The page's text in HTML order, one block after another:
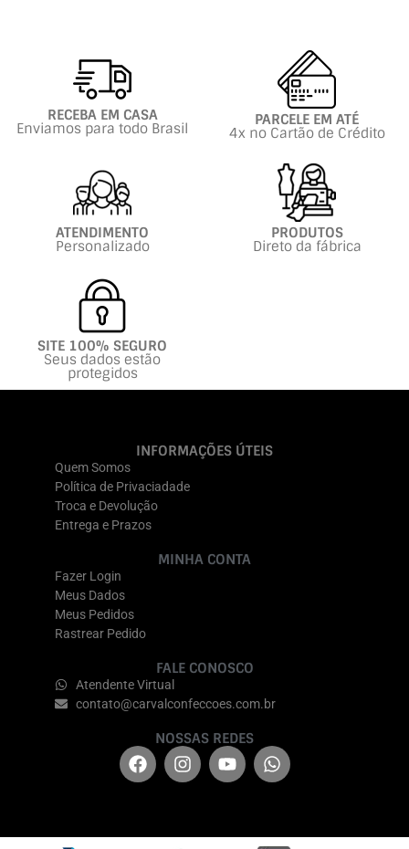
RECEBA EM CASA
Enviamos para todo Brasil PARCELE EM ATÉ
4x no Cartão de Crédito
ATENDIMENTO
Personalizado
PRODUTOS
Direto da fábrica
SITE 100% SEGURO
Seus dados estão
protegidos
INFORMAÇÕES ÚTEIS
Quem Somos
Política de Privaciadade
Troca e Devolução
Entrega e Prazos
MINHA CONTA
Fazer Login
Meus Dados
Meus Pedidos
Rastrear Pedido
FALE CONOSCO
Atendente Virtual
contato@carvalconfeccoes.com.br
NOSSAS REDES